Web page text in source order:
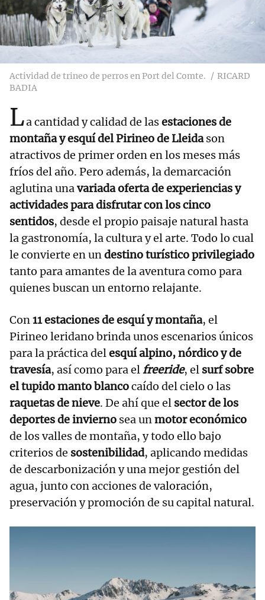
Actividad de trineo de perros en Port del Comte.
RICARD
BADIA
La cantidad y calidad de lasestaciones de
montaña y esquí del Pirineo de Lleidason
atractivos de primer orden en los meses más
fríos del año. Pero además, la demarcación
aglutina unavariada oferta de experiencias y
actividades para disfrutar con los cinco
sentidos, desde el propio paisaje natural hasta
la gastronomía, la cultura y el arte. Todo lo cual
le convierte en undestino turístico privilegiado
tanto para amantes de la aventura como para
quienes buscan un entorno relajante.
Con11 estaciones de esquí y montaña, el
Pirineo leridano brinda unos escenarios únicos
para la práctica delesquí alpino, nórdico y de
travesía, así como para elfreeride, el surf sobre
el tupido manto blancocaído del cielo o las
raquetas de nieve. De ahí que el sector de los
deportes de invierno sea unmotor económico
de los valles de montaña, y todo ello bajo
criterios de sostenibilidad, aplicando medidas
de descarbonización y una mejor gestión del
agua, junto con acciones de valoración,
preservación y promoción de su capital natural.